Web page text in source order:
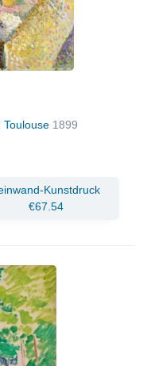
Toulouse 1899
Kunstdruck
€67.54